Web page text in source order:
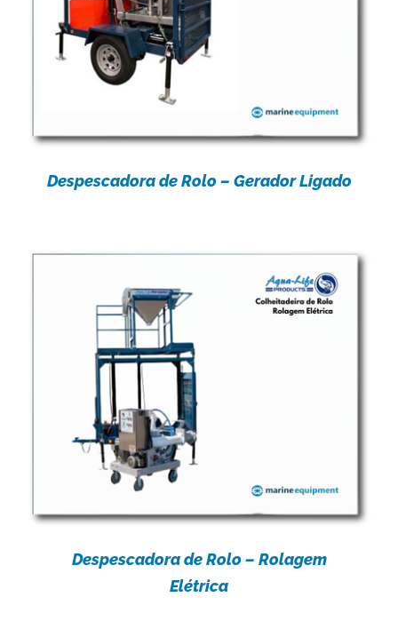
Despescadora de Rolo – Gerador Ligado
Despescadora de Rolo – Rolagem
Elétrica